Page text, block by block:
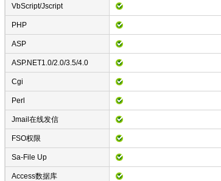
VbScript/Jscript
PHP
ASP
ASP.NET1.0/2.0/3.5/4.0
Cgi
Perl
Jmail在线发信
FSO权限
Sa-File Up
Access数据库